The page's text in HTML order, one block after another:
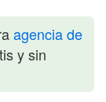
agencia de
y sin